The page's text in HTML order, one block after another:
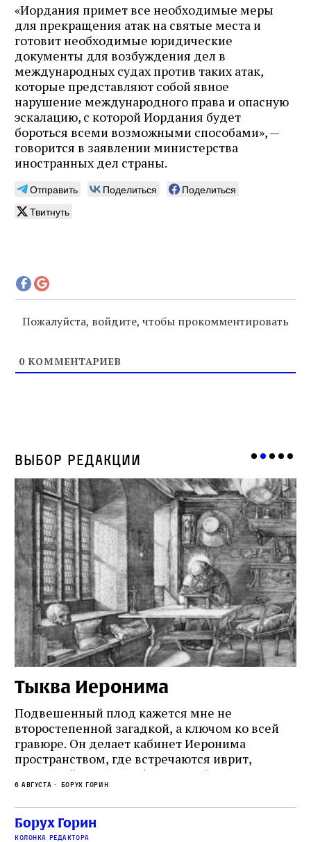
«Иордания примет все необходимые меры
для прекращения атак на святые места и
готовит необходимые юридические
документы для возбуждения дел в
международных судах против таких атак,
которые представляют собой явное
нарушение международного права и опасную
эскалацию, с которой Иордания будет
бороться всеми возможными способами», —
говорится в заявлении министерства
иностранных дел страны.
Отправить Поделиться
Поделиться
Твитнуть
Пожалуйста, войдите, чтобы прокомментировать
0 КОММЕНТАРИЕВ
Выбор редакции
Тыква Иеронима
Подвешенный плод кажется мне не
второстепенной загадкой, а ключом ко всей
гравюре. Он делает кабинет Иеронима
пространством, где встречаются иврит,
греческий и латынь; буквальный смысл и
церковная традиция; филологическая
точность и понятность; переводчик,
убеждённый в необходимости исправления, и
читатель, воспринимающий исправление как
6 августа Борух Горин
Борух Горин
колонка редактора